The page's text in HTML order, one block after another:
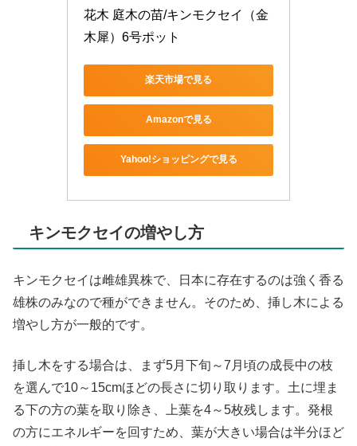
花木 庭木の苗/キンモクセイ（金
木犀）6号ポット
楽天市場で見る
Amazonで見る
Yahoo!ショッピングで見る
キンモクセイの増やし方
キンモクセイは雌雄異株で、日本に存在するのは強く香る
雄株のみなので種ができません。そのため、挿し木による
増やし方が一般的です。
挿し木をする場合は、まず5月下旬～7月頃の成長中の枝
を選んで10～15cmほどの長さに切り取ります。土に埋ま
る下の方の葉を取り除き、上葉を4～5枚残します。発根
の方にエネルギーを回すため、葉が大きい場合は半分ほど